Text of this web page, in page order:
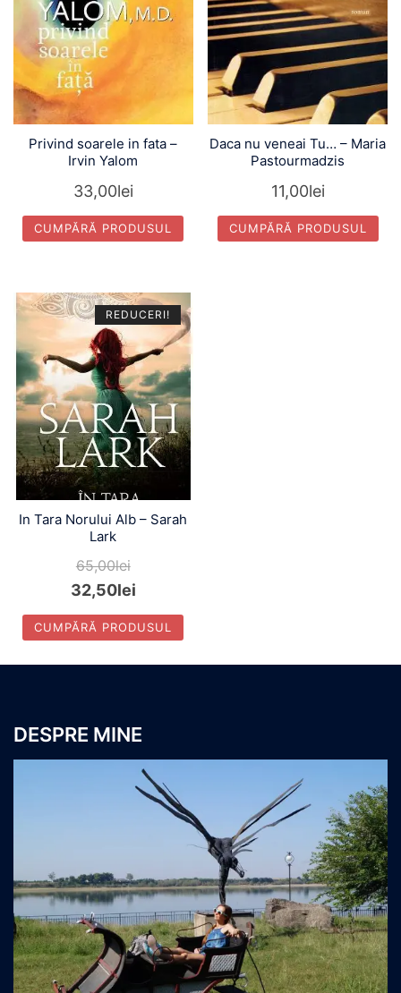
Privind soarele in fata –
Irvin Yalom
33,00lei
CUMPĂRĂ PRODUSUL
Daca nu veneai Tu… – Maria
Pastourmadzis
11,00lei
CUMPĂRĂ PRODUSUL
REDUCERI!
In Tara Norului Alb – Sarah
Lark
65,00lei
32,50lei
CUMPĂRĂ PRODUSUL
DESPRE MINE